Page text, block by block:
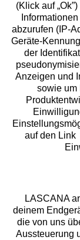
Geprüfte
Unsere
Services
(Klick auf
abzurufen (IP-
Geräte-
der
Anzeigen und
sowie um
auf den Link
LASCANA
deinem
die von uns
Aussteuerung